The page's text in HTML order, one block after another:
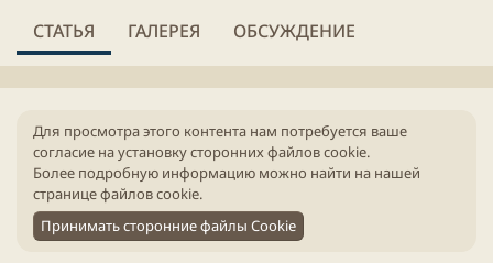
а
у
б
и
к
а
и
и
СТАТЬЯ ГАЛЕРЕЯ ОБСУЖДЕНИЕ
Для просмотра этого контента нам потребуется ваше
согласие на установку сторонних файлов cookie.
Более подробную информацию можно найти на нашей
странице файлов cookie.
Принимать сторонние файлы Cookie